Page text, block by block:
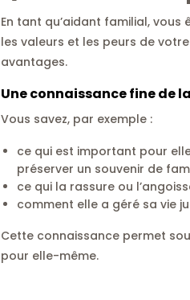
En tant qu’aidant familial,
les valeurs et les peurs de
avantages.
Une connaissance fine de
Vous savez, par exemple :
ce qui est important pour
préserver un souvenir de
ce qui la rassure ou
comment elle a géré sa vie
Cette connaissance permet
pour elle-même.